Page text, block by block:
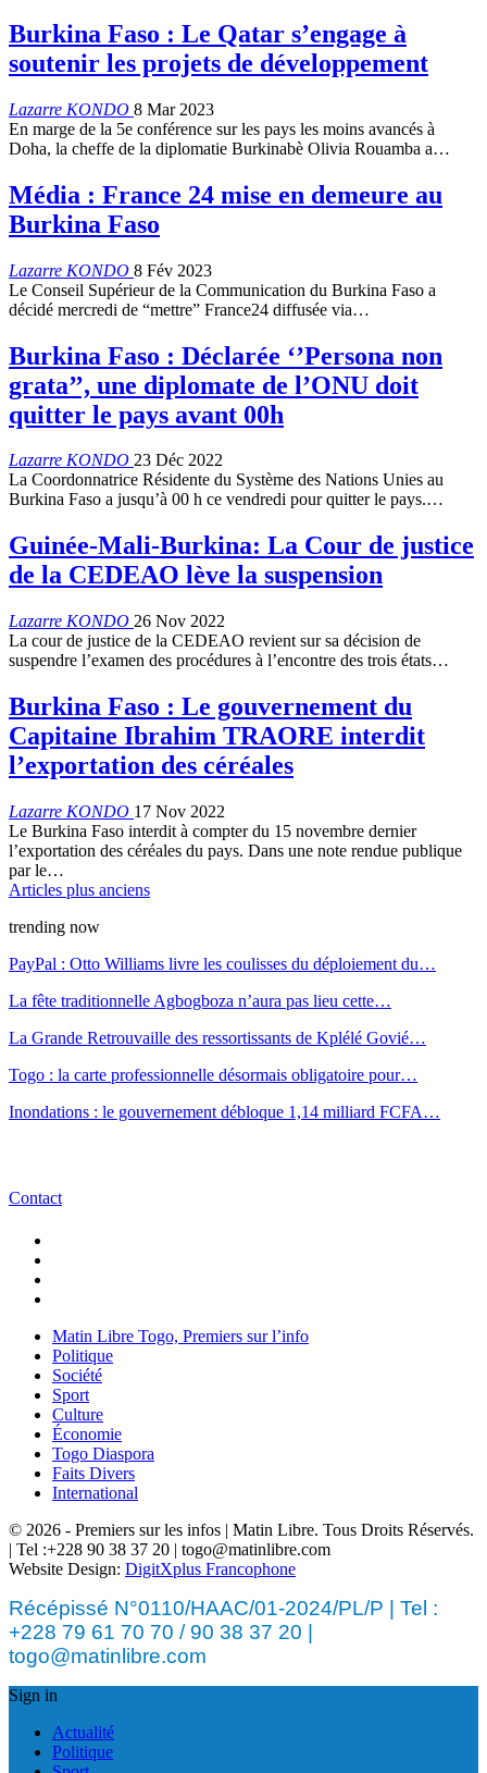
Burkina Faso : Le Qatar s’engage à
soutenir les projets de développement
Lazarre KONDO 8 Mar 2023
En marge de la 5e conférence sur les pays les moins avancés à
Doha, la cheffe de la diplomatie Burkinabè Olivia Rouamba a…
Média : France 24 mise en demeure au
Burkina Faso
Lazarre KONDO 8 Fév 2023
Le Conseil Supérieur de la Communication du Burkina Faso a
décidé mercredi de “mettre” France24 diffusée via…
Burkina Faso : Déclarée ‘’Persona non
grata’’, une diplomate de l’ONU doit
quitter le pays avant 00h
Lazarre KONDO 23 Déc 2022
La Coordonnatrice Résidente du Système des Nations Unies au
Burkina Faso a jusqu’à 00 h ce vendredi pour quitter le pays.…
Guinée-Mali-Burkina: La Cour de justice
de la CEDEAO lève la suspension
Lazarre KONDO 26 Nov 2022
La cour de justice de la CEDEAO revient sur sa décision de
suspendre l’examen des procédures à l’encontre des trois états…
Burkina Faso : Le gouvernement du
Capitaine Ibrahim TRAORE interdit
l’exportation des céréales
Lazarre KONDO 17 Nov 2022
Le Burkina Faso interdit à compter du 15 novembre dernier
l’exportation des céréales du pays. Dans une note rendue publique
par le…
Articles plus anciens
trending now
PayPal : Otto Williams livre les coulisses du déploiement du…
La fête traditionnelle Agbogboza n’aura pas lieu cette…
La Grande Retrouvaille des ressortissants de Kplélé Govié…
Togo : la carte professionnelle désormais obligatoire pour…
Inondations : le gouvernement débloque 1,14 milliard FCFA…
Contact
Matin Libre Togo, Premiers sur l’info
Politique
Société
Sport
Culture
Économie
Togo Diaspora
Faits Divers
International
© 2026 - Premiers sur les infos | Matin Libre. Tous Droits Réservés.
| Tel :+228 90 38 37 20 | togo@matinlibre.com
Website Design: DigitXplus Francophone
Récépissé N°0110/HAAC/01-2024/PL/P | Tel :
+228 79 61 70 70 / 90 38 37 20 |
togo@matinlibre.com
Sign in
Actualité
Politique